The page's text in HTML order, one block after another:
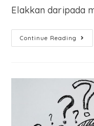
Elakkan daripada
Continue Reading